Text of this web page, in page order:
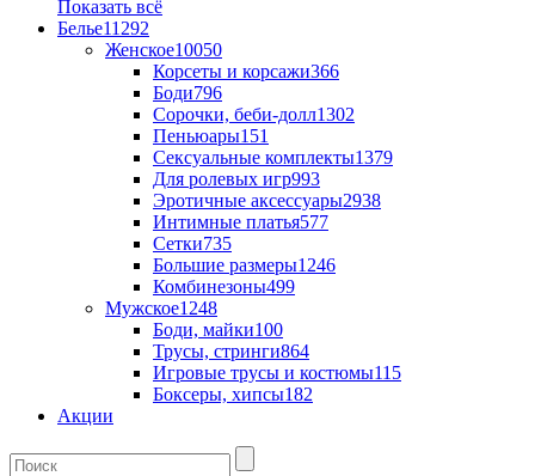
Показать всё
Белье11292
Женское10050
Корсеты и корсажи366
Боди796
Сорочки, беби-долл1302
Пеньюары151
Сексуальные комплекты1379
Для ролевых игр993
Эротичные аксессуары2938
Интимные платья577
Сетки735
Большие размеры1246
Комбинезоны499
Мужское1248
Боди, майки100
Трусы, стринги864
Игровые трусы и костюмы115
Боксеры, хипсы182
Акции